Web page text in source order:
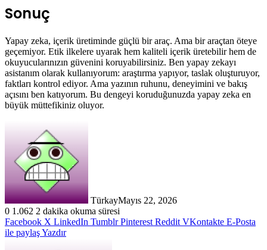
Sonuç
Yapay zeka, içerik üretiminde güçlü bir araç. Ama bir araçtan öteye
geçemiyor. Etik ilkelere uyarak hem kaliteli içerik üretebilir hem de
okuyucularınızın güvenini koruyabilirsiniz. Ben yapay zekayı
asistanım olarak kullanıyorum: araştırma yapıyor, taslak oluşturuyor,
faktları kontrol ediyor. Ama yazının ruhunu, deneyimini ve bakış
açısını ben katıyorum. Bu dengeyi koruduğunuzda yapay zeka en
büyük müttefikiniz oluyor.
TürkayMayıs 22, 2026
0 1.062 2 dakika okuma süresi
Facebook X LinkedIn Tumblr Pinterest Reddit VKontakte E-Posta
ile paylaşYazdır